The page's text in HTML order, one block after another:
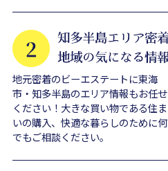
地元密着のビーエステートに東海
市・知多半島のエリア情報もお任せ
ください！大きな買い物である住ま
いの購入、快適な暮らしのために何
でもご相談ください。